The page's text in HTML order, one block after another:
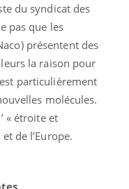
du syndicat des
pas que les
présentent des
la raison pour
particulièrement
molécules.
« étroite et
de l’Europe.